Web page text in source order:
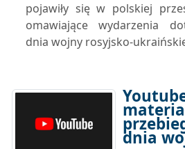
pojawiły się w polskiej
omawiające wydarzenia
dnia wojny rosyjsko-
dnia